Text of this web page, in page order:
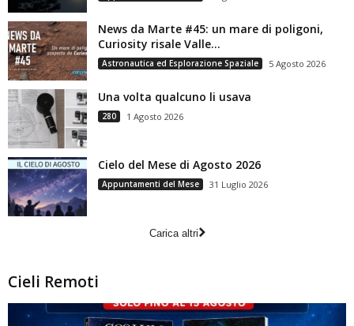
News da Marte #45: un mare di poligoni,
Curiosity risale Valle...
Astronautica ed Esplorazione Spaziale 5 Agosto 2026
Una volta qualcuno li usava
280 1 Agosto 2026
Cielo del Mese di Agosto 2026
Appuntamenti del Mese 31 Luglio 2026
Carica altri
Cieli Remoti